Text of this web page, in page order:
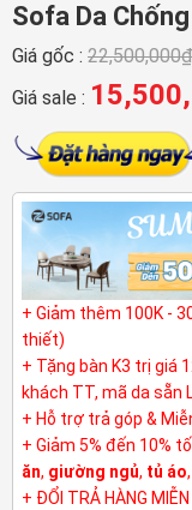
PHÒNG KHÁCH
Sofa Da
Giá gốc : 22,500,000₫
Giá sale :
+ Giảm thêm 100K -
thiết)
+ Tặng bàn K3 trị giá
khách TT, mã da sẵn
+ Hỗ trợ trả góp &
+ Giảm 5% đến 10%
ăn, giường ngủ, tủ áo,
+ ĐỔI TRẢ HÀNG